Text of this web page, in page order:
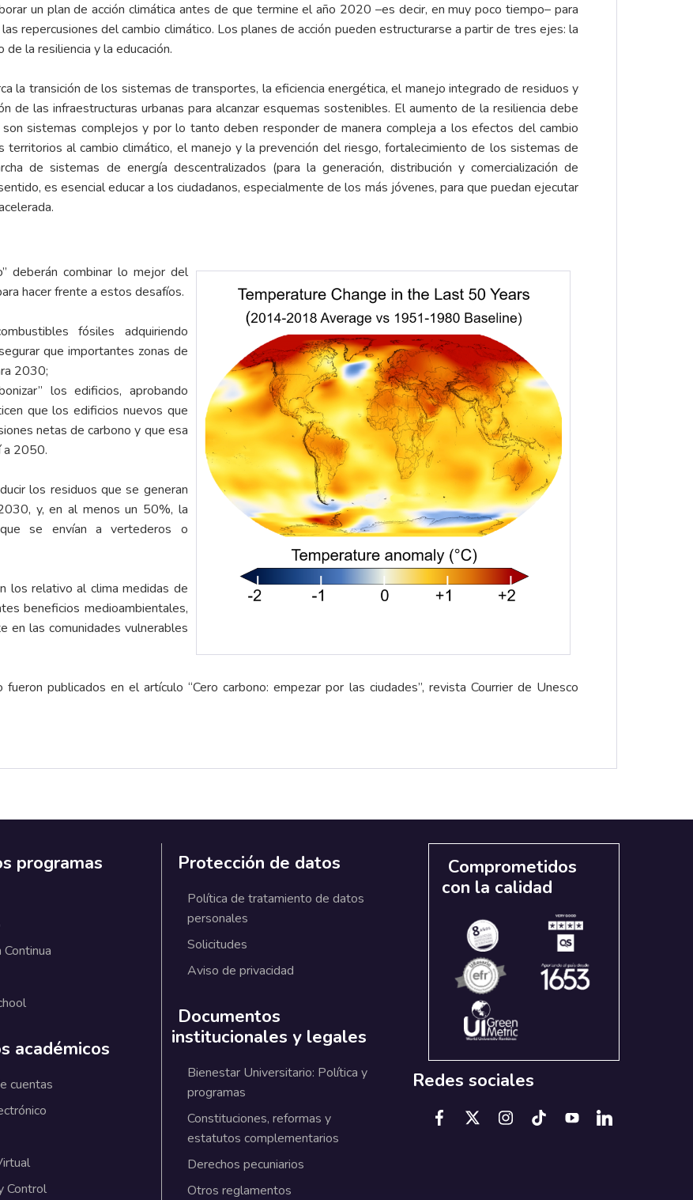
un plan de acción climática antes de que termine el año 2020 –es decir, en muy poco tiempo– para
repercusiones del cambio climático. Los planes de acción pueden estructurarse a partir de tres ejes: la
la resiliencia y la educación.
la transición de los sistemas de transportes, la eficiencia energética, el manejo integrado de residuos y
de las infraestructuras urbanas para alcanzar esquemas sostenibles. El aumento de la resiliencia debe
sistemas complejos y por lo tanto deben responder de manera compleja a los efectos del cambio
territorios al cambio climático, el manejo y la prevención del riesgo, fortalecimiento de los sistemas de
de sistemas de energía descentralizados (para la generación, distribución y comercialización de
es esencial educar a los ciudadanos, especialmente de los más jóvenes, para que puedan ejecutar
deberán combinar lo mejor del
hacer frente a estos desafíos.
fósiles adquiriendo
que importantes zonas de
2030;
los edificios, aprobando
que los edificios nuevos que
netas de carbono y que esa
a 2050.
los residuos que se generan
y, en al menos un 50%, la
se envían a vertederos o
los relativo al clima medidas de
beneficios medioambientales,
en las comunidades vulnerables
publicados en el artículo “Cero carbono: empezar por las ciudades”, revista Courrier de Unesco
programas
Continua
académicos
cuentas
Control
Protección de datos
Política de tratamiento de datos
personales
Solicitudes
Aviso de privacidad
Documentos
institucionales y legales
Bienestar Universitario: Política y
programas
Constituciones, reformas y
estatutos complementarios
Derechos pecuniarios
Otros reglamentos
Comprometidos
con la calidad
Redes sociales